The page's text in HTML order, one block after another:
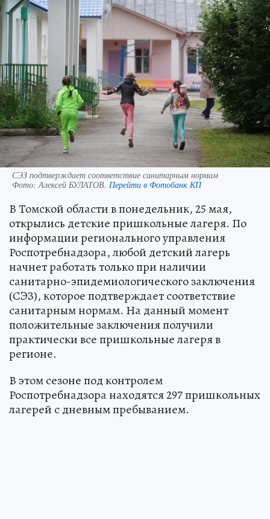
СЭЗ подтверждает соответствие санитарным нормам
Фото:Алексей БУЛАТОВ. Перейти в Фотобанк КП
В Томской области в понедельник, 25 мая,
открылись детские пришкольные лагеря. По
информации регионального управления
Роспотребнадзора, любой детский лагерь
начнет работать только при наличии
санитарно-эпидемиологического заключения
(СЭЗ), которое подтверждает соответствие
санитарным нормам. На данный момент
положительные заключения получили
практически все пришкольные лагеря в
регионе.
В этом сезоне под контролем
Роспотребнадзора находятся 297 пришкольных
лагерей с дневным пребыванием.